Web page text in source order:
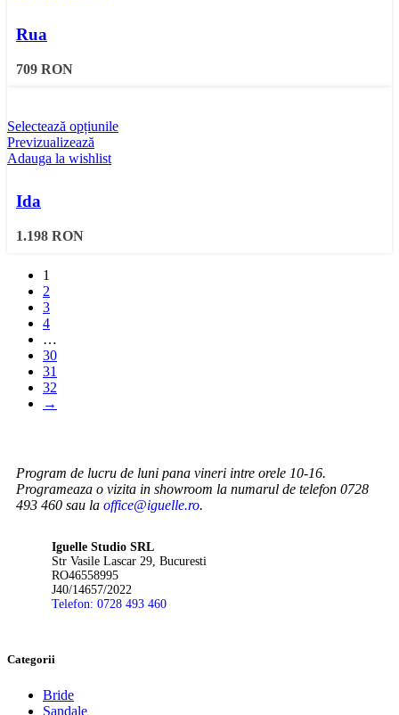
Rua
709 RON
Selectează opțiunile
Previzualizează
Adauga la wishlist
Ida
1.198 RON
1
2
3
4
…
30
31
32
→
Program de lucru de luni pana vineri intre orele 10-16.
Programeaza o vizita in showroom la numarul de telefon 0728
493 460 sau la office@iguelle.ro.
Iguelle Studio SRL
Str Vasile Lascar 29, Bucuresti
RO46558995
J40/14657/2022
Telefon: 0728 493 460
Categorii
Bride
Sandale